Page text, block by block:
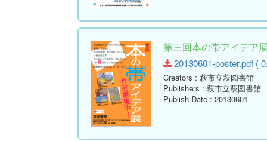
第三回本の帯アイデア
20130601-poster.pdf (
Creators : 萩市立萩図書館
Publishers : 萩市立萩図書館
Publish Date : 20130601